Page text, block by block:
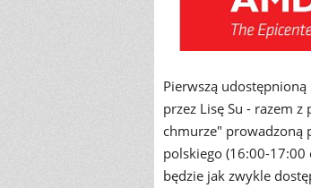
Pierwszą
przez Lisę Su - razem
chmurze" prowadzoną
polskiego (16:00-17:00
będzie jak zwykle